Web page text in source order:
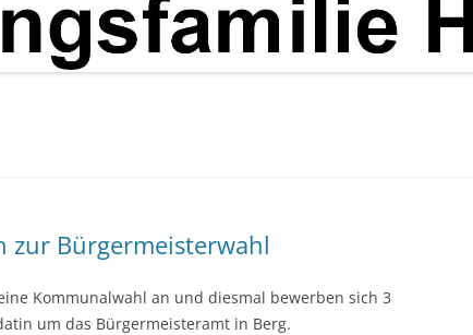
zur Bürgermeisterwahl
Kommunalwahl an und diesmal bewerben sich 3
um das Bürgermeisteramt in Berg.